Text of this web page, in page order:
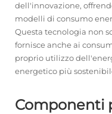
dell'innovazione,
modelli di consumo
Questa tecnologia non
fornisce anche ai
proprio utilizzo
energetico più
Componenti